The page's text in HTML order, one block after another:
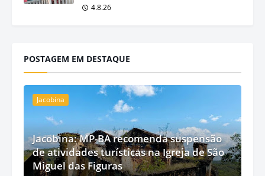
4.8.26
POSTAGEM EM DESTAQUE
Jacobina
Jacobina: MP-BA recomenda suspensão
de atividades turísticas na Igreja de São
Miguel das Figuras